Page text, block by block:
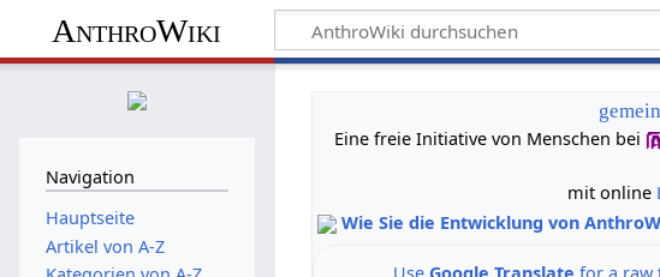
AnthroWiki
Eine freie Initiative von Menschen bei
mit online
Wie Sie die Entwicklung von
Navigation
Hauptseite
Artikel von A-Z